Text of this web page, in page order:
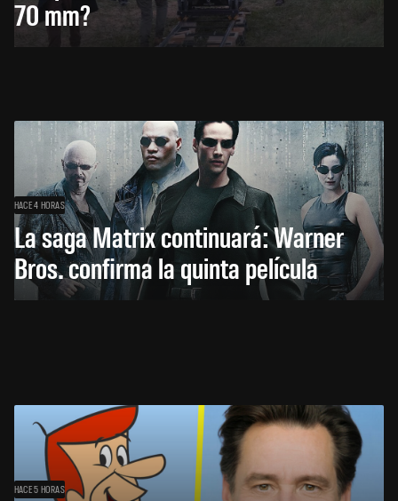
70 mm?
HACE 4 HORAS
La saga Matrix continuará: Warner
Bros. confirma la quinta película
HACE 5 HORAS